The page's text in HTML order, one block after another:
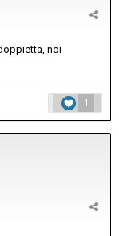
noi
1